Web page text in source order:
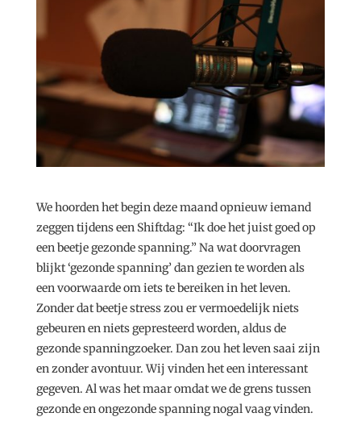
We hoorden het begin deze maand opnieuw iemand
zeggen tijdens een Shiftdag: “Ik doe het juist goed op
een beetje gezonde spanning.” Na wat doorvragen
blijkt ‘gezonde spanning’ dan gezien te worden als
een voorwaarde om iets te bereiken in het leven.
Zonder dat beetje stress zou er vermoedelijk niets
gebeuren en niets gepresteerd worden, aldus de
gezonde spanningzoeker. Dan zou het leven saai zijn
en zonder avontuur. Wij vinden het een interessant
gegeven. Al was het maar omdat we de grens tussen
gezonde en ongezonde spanning nogal vaag vinden.